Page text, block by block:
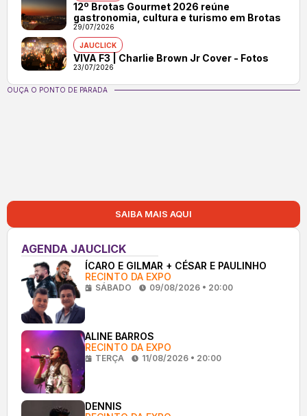
12º Brotas Gourmet 2026 reúne
gastronomia, cultura e turismo em Brotas
29/07/2026
JAUCLICK
VIVA F3 | Charlie Brown Jr Cover - Fotos
23/07/2026
OUÇA O PONTO DE PARADA
SAIBA MAIS AQUI
AGENDA JAUCLICK
ÍCARO E GILMAR + CÉSAR E PAULINHO
RECINTO DA EXPO
SÁBADO 09/08/2026 • 20:00
ALINE BARROS
RECINTO DA EXPO
TERÇA 11/08/2026 • 20:00
DENNIS